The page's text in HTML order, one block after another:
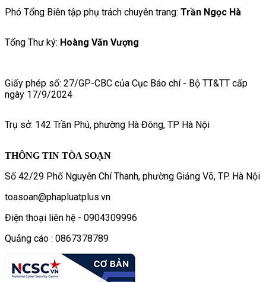
Phó Tổng Biên tập phụ trách chuyên trang: Trần Ngọc Hà
Tổng Thư ký: Hoàng Văn Vượng
Giấy phép số: 27/GP-CBC của Cục Báo chí - Bộ TT&TT cấp
ngày 17/9/2024
Trụ sở: 142 Trần Phú, phường Hà Đông, TP Hà Nội
THÔNG TIN TÒA SOẠN
Số 42/29 Phố Nguyễn Chí Thanh, phường Giảng Võ, TP. Hà Nội
toasoan@phapluatplus.vn
Điện thoại liên hệ - 0904309996
Quảng cáo : 0867378789